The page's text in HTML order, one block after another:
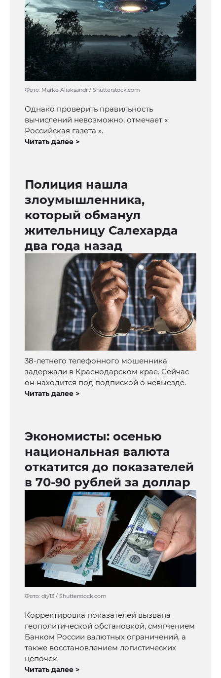
Фото: Marko Aliaksandr / Shutterstock.com
Однако проверить правильность
вычислений невозможно, отмечает «
Российская газета ».
Читать далее >
Полиция нашла
злоумышленника,
который обманул
жительницу Салехарда
два года назад
38-летнего телефонного мошенника
задержали в Краснодарском крае. Сейчас
он находится под подпиской о невыезде.
Читать далее >
Экономисты: осенью
национальная валюта
откатится до показателей
в 70-90 рублей за доллар
Фото: diy13 / Shutterstock.com
Корректировка показателей вызвана
геополитической обстановкой, смягчением
Банком России валютных ограничений, а
также восстановлением логистических
цепочек.
Читать далее >